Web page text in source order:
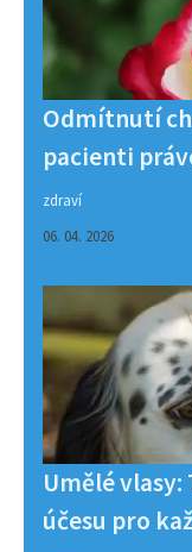
Odmítnutí
pacienti
zdraví
06. 04. 2026
Umělé
účesu pro